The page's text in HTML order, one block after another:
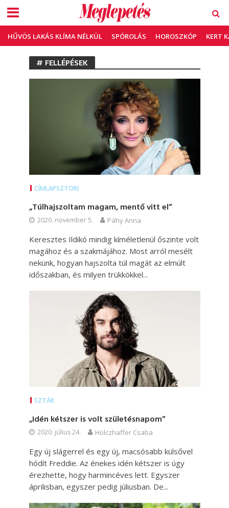
HŰVÖS LAKÁS KLÍMA NÉLKÜL SPÓROLÁS HOROSZKÓP KERT
# FELLÉPÉSEK
CÍMLAPSZTORI
„Túlhajszoltam magam, mentő vitt el”
2020. november 5. Páhy Anna
Keresztes Ildikó mindig kíméletlenül őszinte volt
magához és a szakmájához. Most arról mesélt
nekünk, hogyan hajszolta túl magát az elmúlt
időszakban, és milyen trükkökkel...
SZTÁR
„Idén kétszer is volt születésnapom”
2020. július 24. Holczhaffer Csaba
Egy új slágerrel és egy új, macsósabb külsővel
hódít Freddie. Az énekes idén kétszer is úgy
érezhette, hogy harmincéves lett. Egyszer
áprilisban, egyszer pedig júliusban. De...